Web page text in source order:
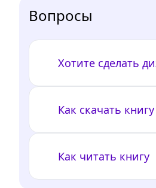
Вопросы
Хотите сделать
Как скачать книгу
Как читать книгу